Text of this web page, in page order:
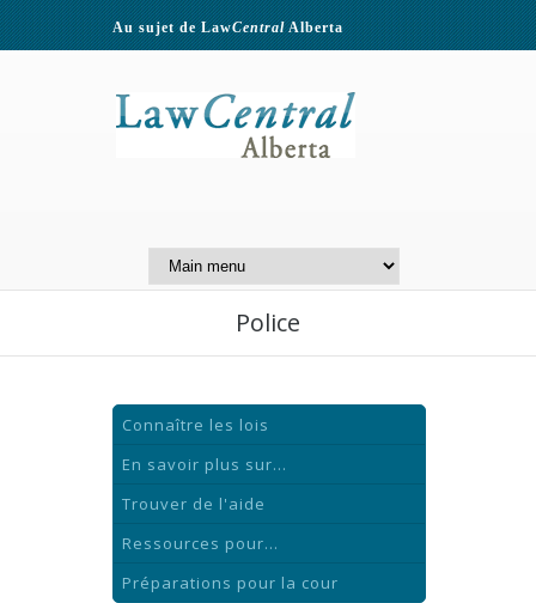
Au sujet de LawCentralAlberta
Police
Connaître les lois
En savoir plus sur...
Trouver de l'aide
Ressources pour...
Préparations pour la cour